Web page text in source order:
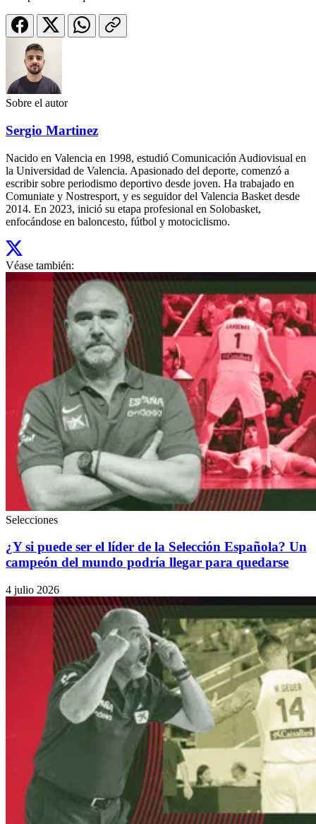
Sobre el autor
Sergio Martinez
Nacido en Valencia en 1998, estudió Comunicación Audiovisual en
la Universidad de Valencia. Apasionado del deporte, comenzó a
escribir sobre periodismo deportivo desde joven. Ha trabajado en
Comuniate y Nostresport, y es seguidor del Valencia Basket desde
2014. En 2023, inició su etapa profesional en Solobasket,
enfocándose en baloncesto, fútbol y motociclismo.
Véase también:
Selecciones
¿Y si puede ser el líder de la Selección Española? Un
campeón del mundo podría llegar para quedarse
4 julio 2026